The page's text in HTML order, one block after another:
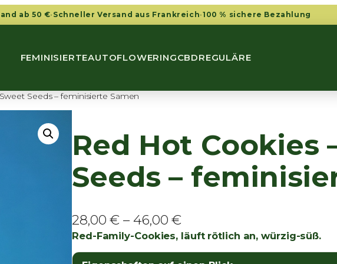
ab 50 €· Schneller Versand aus Frankreich·100 % sichere Bezahlung
FEMINISIERTEAUTOFLOWERINGCBDREGULÄRE
Seeds – feminisierte Samen
Red Hot Cookies
Seeds –
28,00€ –46,00€
r
e
Red-Family-Cookies, läuft rötlich an, würzig-süß.